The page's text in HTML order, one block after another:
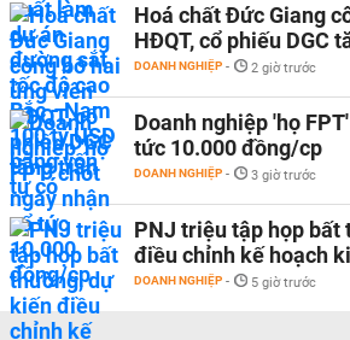
Hoá chất Đức Giang
HĐQT, cổ phiếu DGC
DOANH NGHIỆP - 2 giờ trước
Doanh nghiệp 'họ
tức 10.000 đồng/cp
DOANH NGHIỆP - 3 giờ trước
PNJ triệu tập họp bất
điều chỉnh kế hoạch
DOANH NGHIỆP - 5 giờ trước